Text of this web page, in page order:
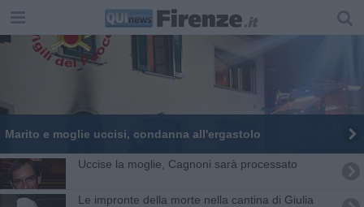
Marito e moglie uccisi, condanna all'ergastolo
Uccise la moglie, Cagnoni sarà processato
Le impronte della morte nella cantina di Giulia